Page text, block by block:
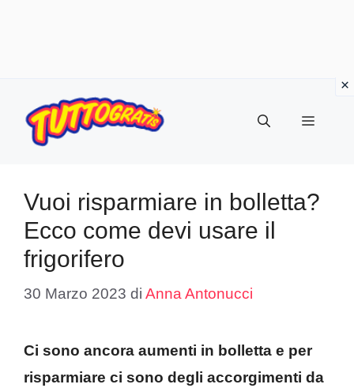
contenuto
Menu
Vuoi risparmiare in bolletta?
Ecco come devi usare il
frigorifero
30 Marzo 2023 di Anna Antonucci
Ci sono ancora aumenti in bolletta e per
risparmiare ci sono degli accorgimenti da